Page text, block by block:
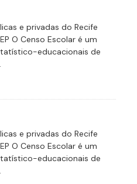
e privadas do Recife
O Censo Escolar é um
educacionais de
e privadas do Recife
O Censo Escolar é um
educacionais de